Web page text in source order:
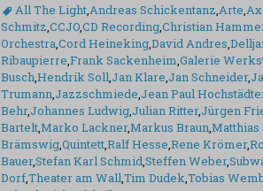
Schlagworte
All The Light,Andreas Schickentanz,Arte,
Schmitz,CCJO,CD Recording,Christian
Orchestra,Cord Heineking,David Andres,
Ribaupierre,Frank Sackenheim,Galerie
Busch,Hendrik Soll,Jan Klare,Jan Schneider,
Trumann,Jazzschmiede,Jean Paul
Behr,Johannes Ludwig,Julian Ritter,Jürgen
Bartelt,Marko Lackner,Markus Braun,Matthias
Brämswig,Quintett,Ralf Hesse,Rene Krömer,
Bauer,Stefan Karl Schmid,Steffen Weber,
Dorf,Theater am Wall,Tim Dudek,Tobias